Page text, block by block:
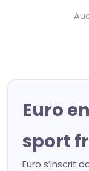
Euro
sport
Euro s’inscrit